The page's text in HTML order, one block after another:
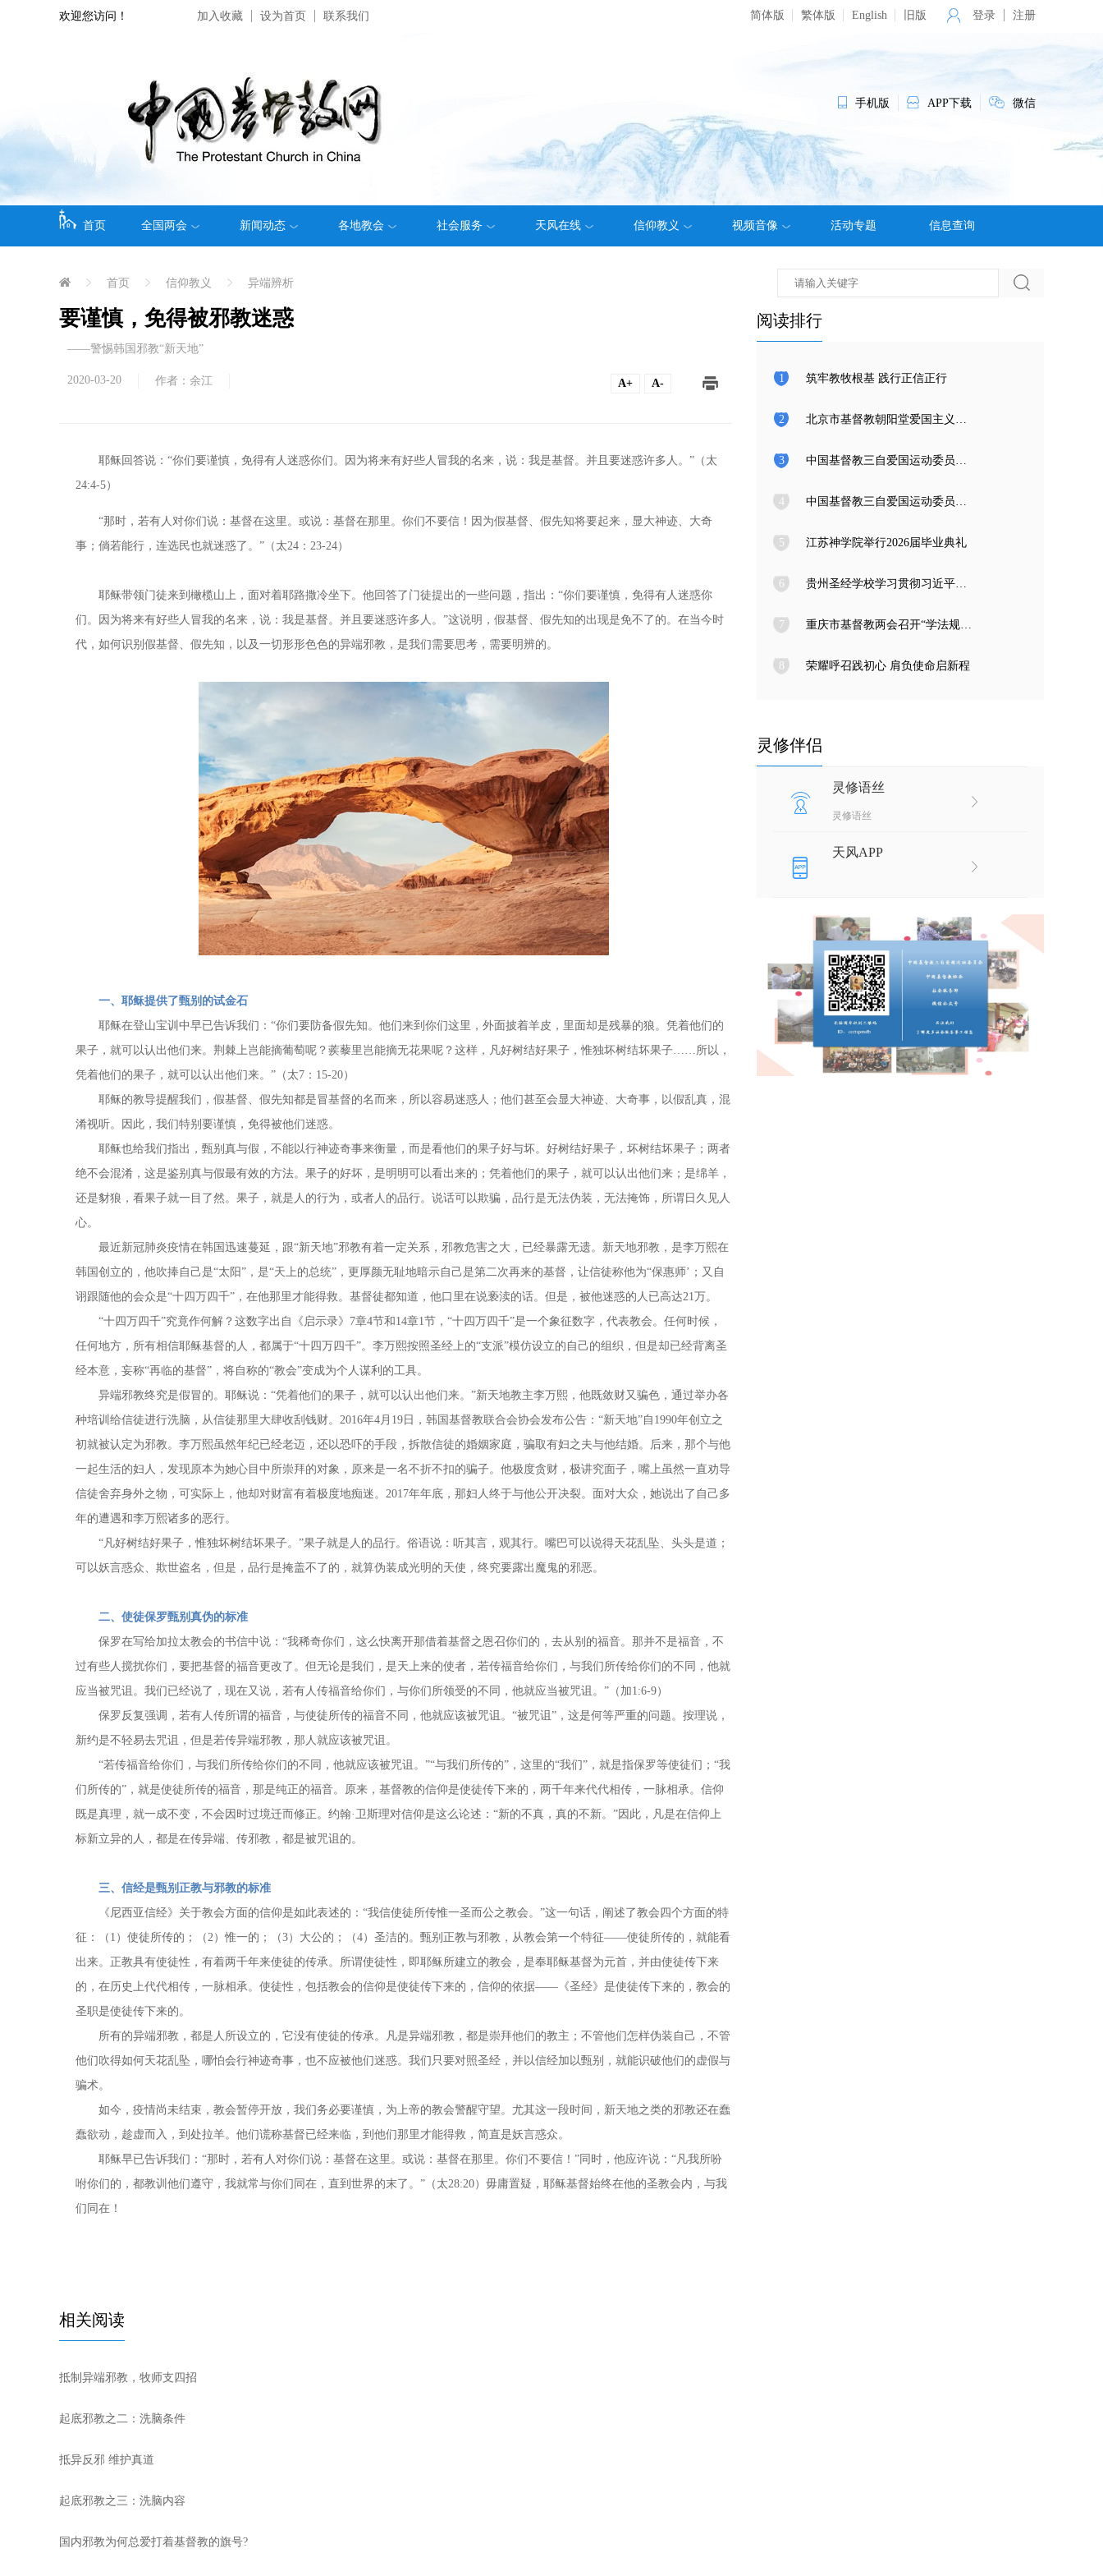
欢迎您访问！ 加入收藏 设为首页 联系我们 简体版 繁体版 English 旧版 登录 注册
手机版 APP下载 微信
首页 全国两会 新闻动态 各地教会 社会服务 天风在线 信仰教义 视频音像 活动专题 信息查询
首页 信仰教义 异端辨析
要谨慎，免得被邪教迷惑
——警惕韩国邪教“新天地”
2020-03-20 作者：余江 A+ A-
耶稣回答说：“你们要谨慎，免得有人迷惑你们。因为将来有好些人冒我的名来，说：我是基督。并且要迷惑许多人。”（太
24:4-5）
“那时，若有人对你们说：基督在这里。或说：基督在那里。你们不要信！因为假基督、假先知将要起来，显大神迹、大奇
事；倘若能行，连选民也就迷惑了。”（太24：23-24）
耶稣带领门徒来到橄榄山上，面对着耶路撒冷坐下。他回答了门徒提出的一些问题，指出：“你们要谨慎，免得有人迷惑你
们。因为将来有好些人冒我的名来，说：我是基督。并且要迷惑许多人。”这说明，假基督、假先知的出现是免不了的。在当今时
代，如何识别假基督、假先知，以及一切形形色色的异端邪教，是我们需要思考，需要明辨的。
一、耶稣提供了甄别的试金石
耶稣在登山宝训中早已告诉我们：“你们要防备假先知。他们来到你们这里，外面披着羊皮，里面却是残暴的狼。凭着他们的
果子，就可以认出他们来。荆棘上岂能摘葡萄呢？蒺藜里岂能摘无花果呢？这样，凡好树结好果子，惟独坏树结坏果子……所以，
凭着他们的果子，就可以认出他们来。”（太7：15-20）
耶稣的教导提醒我们，假基督、假先知都是冒基督的名而来，所以容易迷惑人；他们甚至会显大神迹、大奇事，以假乱真，混
淆视听。因此，我们特别要谨慎，免得被他们迷惑。
耶稣也给我们指出，甄别真与假，不能以行神迹奇事来衡量，而是看他们的果子好与坏。好树结好果子，坏树结坏果子；两者
绝不会混淆，这是鉴别真与假最有效的方法。果子的好坏，是明明可以看出来的；凭着他们的果子，就可以认出他们来；是绵羊，
还是豺狼，看果子就一目了然。果子，就是人的行为，或者人的品行。说话可以欺骗，品行是无法伪装，无法掩饰，所谓日久见人
心。
最近新冠肺炎疫情在韩国迅速蔓延，跟“新天地”邪教有着一定关系，邪教危害之大，已经暴露无遗。新天地邪教，是李万熙在
韩国创立的，他吹捧自己是“太阳”，是“天上的总统”，更厚颜无耻地暗示自己是第二次再来的基督，让信徒称他为“保惠师’；又自
诩跟随他的会众是“十四万四千”，在他那里才能得救。基督徒都知道，他口里在说亵渎的话。但是，被他迷惑的人已高达21万。
“十四万四千”究竟作何解？这数字出自《启示录》7章4节和14章1节，“十四万四千”是一个象征数字，代表教会。任何时候，
任何地方，所有相信耶稣基督的人，都属于“十四万四千”。李万熙按照圣经上的“支派”模仿设立的自己的组织，但是却已经背离圣
经本意，妄称“再临的基督”，将自称的“教会”变成为个人谋利的工具。
异端邪教终究是假冒的。耶稣说：“凭着他们的果子，就可以认出他们来。”新天地教主李万熙，他既敛财又骗色，通过举办各
种培训给信徒进行洗脑，从信徒那里大肆收刮钱财。2016年4月19日，韩国基督教联合会协会发布公告：“新天地”自1990年创立之
初就被认定为邪教。李万熙虽然年纪已经老迈，还以恐吓的手段，拆散信徒的婚姻家庭，骗取有妇之夫与他结婚。后来，那个与他
一起生活的妇人，发现原本为她心目中所崇拜的对象，原来是一名不折不扣的骗子。他极度贪财，极讲究面子，嘴上虽然一直劝导
信徒舍弃身外之物，可实际上，他却对财富有着极度地痴迷。2017年年底，那妇人终于与他公开决裂。面对大众，她说出了自己多
年的遭遇和李万熙诸多的恶行。
“凡好树结好果子，惟独坏树结坏果子。”果子就是人的品行。俗语说：听其言，观其行。嘴巴可以说得天花乱坠、头头是道；
可以妖言惑众、欺世盗名，但是，品行是掩盖不了的，就算伪装成光明的天使，终究要露出魔鬼的邪恶。
二、使徒保罗甄别真伪的标准
保罗在写给加拉太教会的书信中说：“我稀奇你们，这么快离开那借着基督之恩召你们的，去从别的福音。那并不是福音，不
过有些人搅扰你们，要把基督的福音更改了。但无论是我们，是天上来的使者，若传福音给你们，与我们所传给你们的不同，他就
应当被咒诅。我们已经说了，现在又说，若有人传福音给你们，与你们所领受的不同，他就应当被咒诅。”（加1:6-9）
保罗反复强调，若有人传所谓的福音，与使徒所传的福音不同，他就应该被咒诅。“被咒诅”，这是何等严重的问题。按理说，
新约是不轻易去咒诅，但是若传异端邪教，那人就应该被咒诅。
“若传福音给你们，与我们所传给你们的不同，他就应该被咒诅。”“与我们所传的”，这里的“我们”，就是指保罗等使徒们；“我
们所传的”，就是使徒所传的福音，那是纯正的福音。原来，基督教的信仰是使徒传下来的，两千年来代代相传，一脉相承。信仰
既是真理，就一成不变，不会因时过境迁而修正。约翰·卫斯理对信仰是这么论述：“新的不真，真的不新。”因此，凡是在信仰上
标新立异的人，都是在传异端、传邪教，都是被咒诅的。
三、信经是甄别正教与邪教的标准
《尼西亚信经》关于教会方面的信仰是如此表述的：“我信使徒所传惟一圣而公之教会。”这一句话，阐述了教会四个方面的特
征：（1）使徒所传的；（2）惟一的；（3）大公的；（4）圣洁的。甄别正教与邪教，从教会第一个特征——使徒所传的，就能看
出来。正教具有使徒性，有着两千年来使徒的传承。所谓使徒性，即耶稣所建立的教会，是奉耶稣基督为元首，并由使徒传下来
的，在历史上代代相传，一脉相承。使徒性，包括教会的信仰是使徒传下来的，信仰的依据——《圣经》是使徒传下来的，教会的
圣职是使徒传下来的。
所有的异端邪教，都是人所设立的，它没有使徒的传承。凡是异端邪教，都是崇拜他们的教主；不管他们怎样伪装自己，不管
他们吹得如何天花乱坠，哪怕会行神迹奇事，也不应被他们迷惑。我们只要对照圣经，并以信经加以甄别，就能识破他们的虚假与
骗术。
如今，疫情尚未结束，教会暂停开放，我们务必要谨慎，为上帝的教会警醒守望。尤其这一段时间，新天地之类的邪教还在蠢
蠢欲动，趁虚而入，到处拉羊。他们谎称基督已经来临，到他们那里才能得救，简直是妖言惑众。
耶稣早已告诉我们：“那时，若有人对你们说：基督在这里。或说：基督在那里。你们不要信！”同时，他应许说：“凡我所吩
咐你们的，都教训他们遵守，我就常与你们同在，直到世界的末了。”（太28:20）毋庸置疑，耶稣基督始终在他的圣教会内，与我
们同在！
相关阅读
抵制异端邪教，牧师支四招
起底邪教之二：洗脑条件
抵异反邪 维护真道
起底邪教之三：洗脑内容
国内邪教为何总爱打着基督教的旗号?
阅读排行
1 筑牢教牧根基 践行正信正行
2 北京市基督教朝阳堂爱国主义教育学习访问团一行来访
3 中国基督教三自爱国运动委员会2026年度公开招聘工作人员面试公告
4 中国基督教三自爱国运动委员会2026年度公开招聘应届高校毕业生面试公告
5 江苏神学院举行2026届毕业典礼
6 贵州圣经学校学习贯彻习近平总书记在庆祝中国共产党成立105周年大会上的重要讲话精神
7 重庆市基督教两会召开“学法规、守戒律、重修为、树形象” 教育活动总结会
8 荣耀呼召践初心 肩负使命启新程
灵修伴侣
灵修语丝
灵修语丝
天风APP